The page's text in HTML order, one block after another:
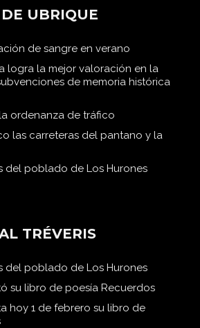
UBRIQUE
de sangre en verano
logra la mejor valoración en la
de memoria histórica
ordenanza de tráfico
las carreteras del pantano y la
del poblado de Los Hurones
TRÉVERIS
del poblado de Los Hurones
su libro de poesía Recuerdos
hoy 1 de febrero su libro de